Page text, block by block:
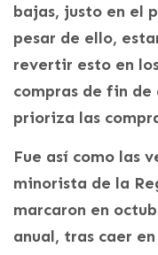
bajas, justo en el
pesar de ello,
revertir esto en
compras de fin
prioriza las
Fue así como las
minorista de la
marcaron en
anual, tras caer